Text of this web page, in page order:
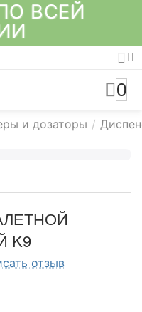
ВСЕЙ
0
и дозаторы /
K9
отзыв